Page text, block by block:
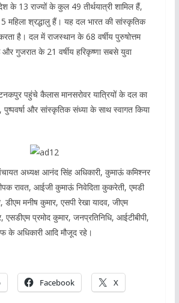
के 13 राज्यों के कुल 49 तीर्थयात्री शामिल हैं,
श्रद्धालु हैं। यह दल भारत की सांस्कृतिक
करता है। दल में राजस्थान के 68 वर्षीय पुरुषोत्तम
गुजरात के 21 वर्षीय हरिकृष्णा सबसे युवा
पहुंचे कैलास मानसरोवर यात्रियों के दल का
पुष्पवर्षा और सांस्कृतिक संध्या के साथ स्वागत किया
अध्यक्ष आनंद सिंह अधिकारी, कुमाऊं कमिश्नर
रावत, आईजी कुमाऊं निवेदिता कुकरेती, एमडी
डीएम मनीष कुमार, एसपी रेखा यादव, जीएम
प्रमोद कुमार, जनप्रतिनिधि, आईटीबीपी,
के अधिकारी आदि मौजूद रहे।
Facebook X